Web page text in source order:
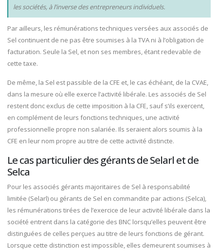
les sociétés, à l’inverse des entrepreneurs individuels.
Par ailleurs, les rémunérations techniques versées aux associés de
Sel continuent de ne pas être soumises à la TVA ni à l’obligation de
facturation. Seule la Sel, et non ses membres, étant redevable de
cette taxe.
De même, la Sel est passible de la CFE et, le cas échéant, de la CVAE,
dans la mesure où elle exerce l’activité libérale. Les associés de Sel
restent donc exclus de cette imposition à la CFE, sauf s’ils exercent,
en complément de leurs fonctions techniques, une activité
professionnelle propre non salariée. Ils seraient alors soumis à la
CFE en leur nom propre au titre de cette activité distincte.
Le cas particulier des gérants de Selarl et de
Selca
Pour les associés gérants majoritaires de Sel à responsabilité
limitée (Selarl) ou gérants de Sel en commandite par actions (Selca),
les rémunérations tirées de l’exercice de leur activité libérale dans la
société entrent dans la catégorie des BNC lorsqu’elles peuvent être
distinguées de celles perçues au titre de leurs fonctions de gérant.
Lorsque cette distinction est impossible, elles demeurent soumises à